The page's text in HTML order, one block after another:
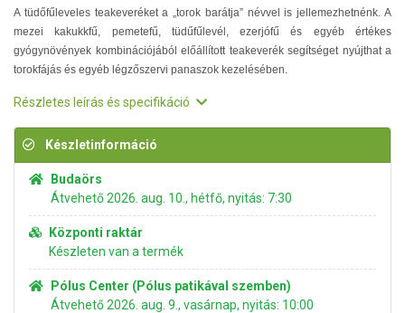
A tüdőfűleveles teakeveréket a „torok barátja” névvel is jellemezhetnénk. A
mezei kakukkfű, pemetefű, tüdűfűlevél, ezerjófű és egyéb értékes
gyógynövények kombinációjából előállított teakeverék segítséget nyújthat a
torokfájás és egyéb légzőszervi panaszok kezelésében.
Részletes leírás és specifikáció
Készletinformáció
Budaörs
Átvehető 2026. aug. 10., hétfő, nyitás: 7:30
Központi raktár
Készleten van a termék
Pólus Center (Pólus patikával szemben)
Átvehető 2026. aug. 9., vasárnap, nyitás: 10:00